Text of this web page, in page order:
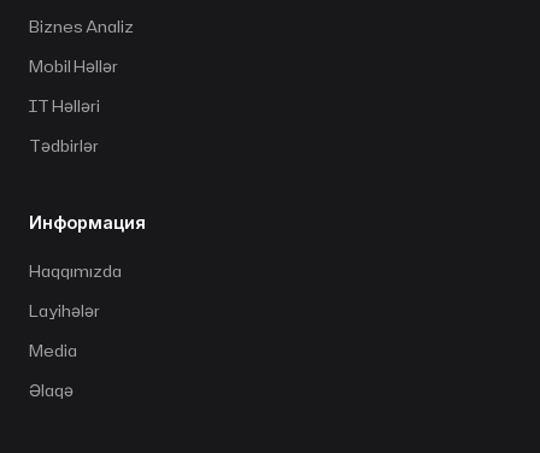
Biznes Analiz
Mobil Həllər
IT Həlləri
Tədbirlər
Информация
Haqqımızda
Layihələr
Media
Əlaqə